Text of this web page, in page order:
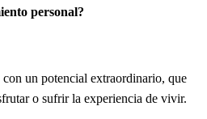
personal?
un potencial extraordinario, que
o sufrir la experiencia de vivir.